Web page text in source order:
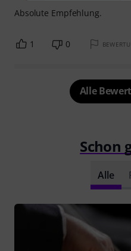
Absolute Empfehlung.
1 0
Alle
Schon
Alle